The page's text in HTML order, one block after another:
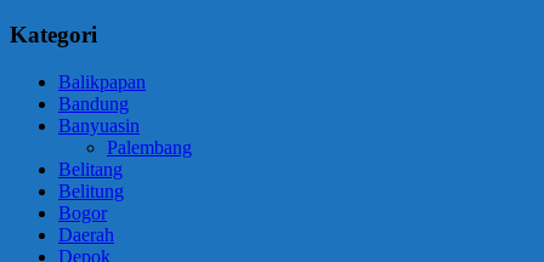
Kategori
Balikpapan
Bandung
Banyuasin
Palembang
Belitang
Belitung
Bogor
Daerah
Depok